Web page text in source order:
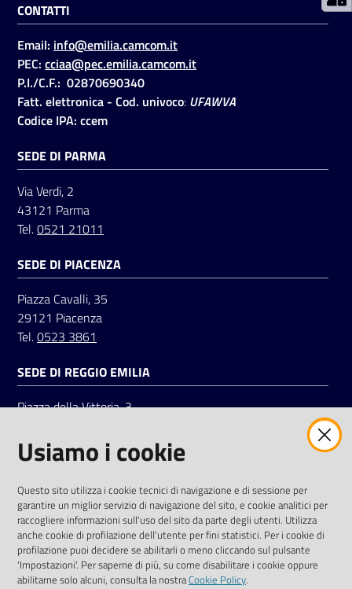
on line
Accedi
Seguici
su
CONTATTI
Email: info@emilia.camcom.it
PEC: cciaa@pec.emilia.camcom.it
P.I./C.F.: 02870690340
Fatt. elettronica - Cod. univoco: UFAWVA
Codice IPA: ccem
SEDE DI PARMA
Via Verdi, 2
43121 Parma
Tel.0521 21011
SEDE DI PIACENZA
Piazza Cavalli, 35
29121 Piacenza
Tel.0523 3861
SEDE DI REGGIO EMILIA
Piazza della Vittoria, 3
Tel.0522 7961
LinkedinFacebookInstagram
Usiamo i cookie
Questo sito utilizza i cookie tecnici di navigazione e di sessione per
garantire un miglior servizio di navigazione del sito, e cookie analitici per
raccogliere informazioni sull'uso del sito da parte degli utenti. Utilizza
anche cookie di profilazione dell'utente per fini statistici. Per i cookie di
profilazione puoi decidere se abilitarli o meno cliccando sul pulsante
'Impostazioni'. Per saperne di più, su come disabilitare i cookie oppure
abilitarne solo alcuni, consulta la nostraCookie Policy.